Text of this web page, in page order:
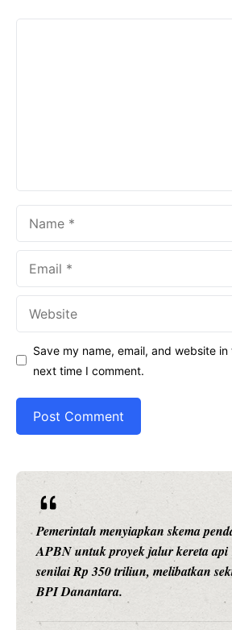
Save my name, email, and website
next time I comment.
skema pendanaan di luar
proyek jalur kereta api Trans Sumatra
triliun, melibatkan sektor swasta dan